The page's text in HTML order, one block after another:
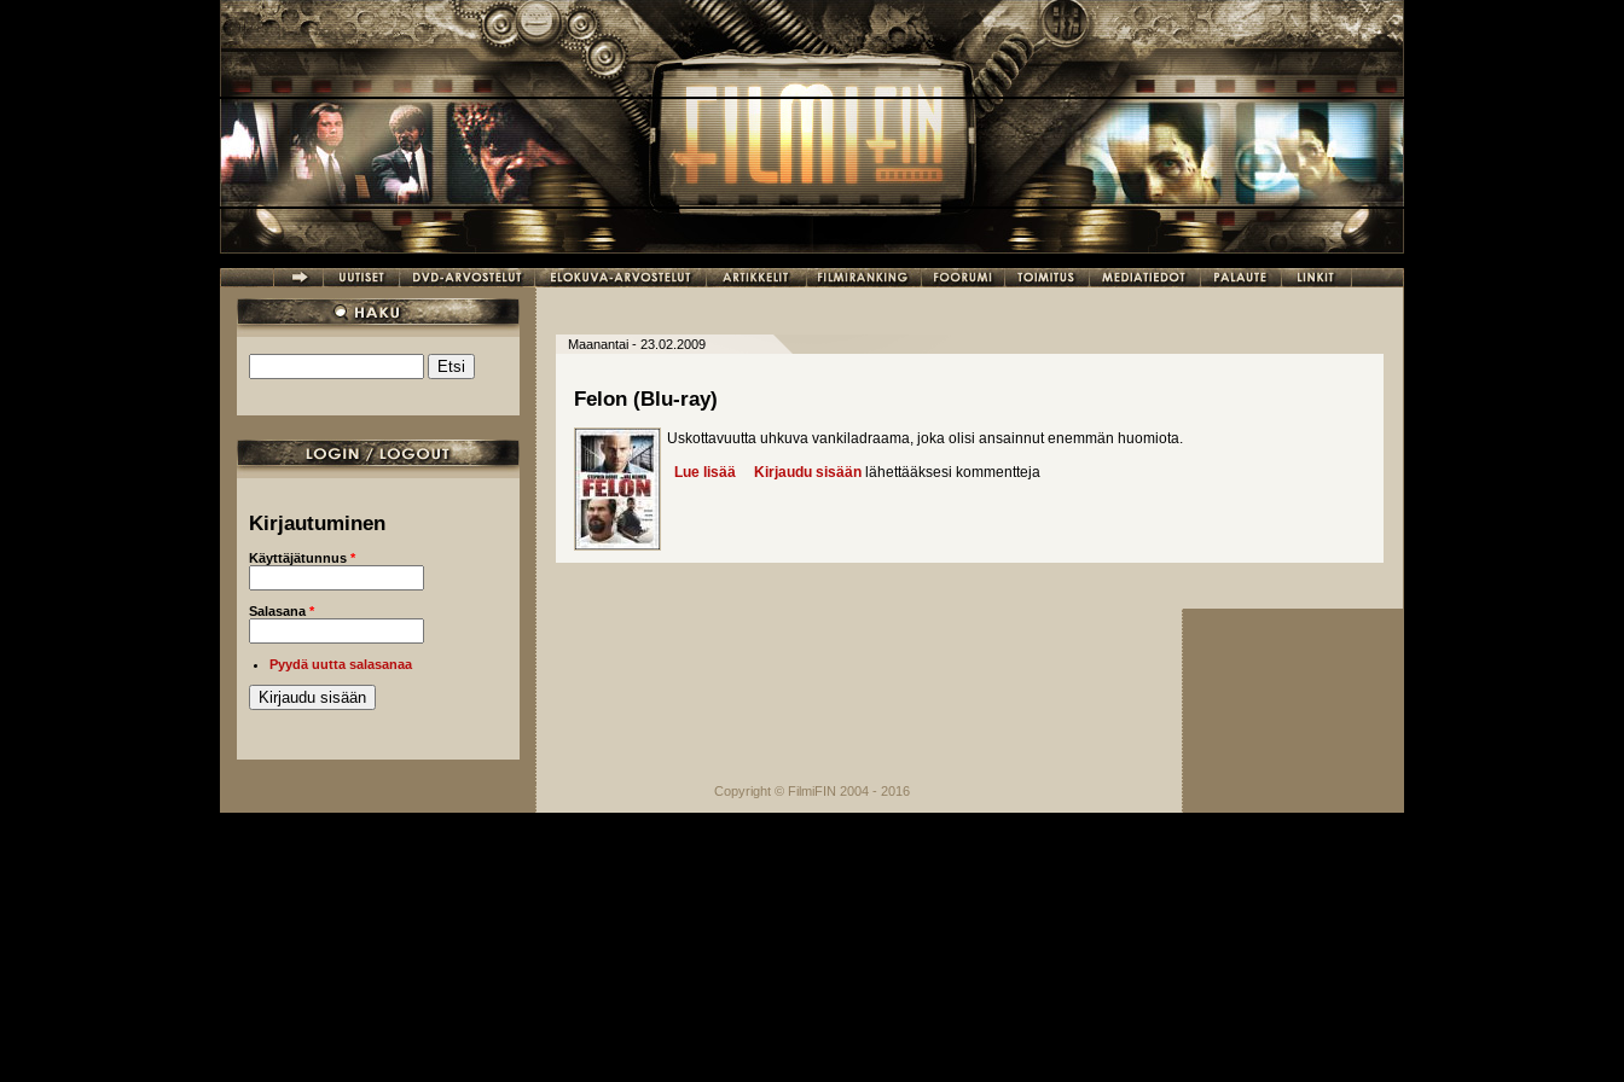
Hakulomake
Kirjautuminen
Käyttäjätunnus *
Salasana *
Pyydä uutta salasanaa
Maanantai - 23.02.2009
Felon (Blu-ray)
Uskottavuutta uhkuva vankiladraama, joka olisi ansainnut enemmän huomiota.
Lue lisää about Felon (Blu-ray)
Kirjaudu sisään lähettääksesi kommentteja
Copyright © FilmiFIN 2004 - 2016